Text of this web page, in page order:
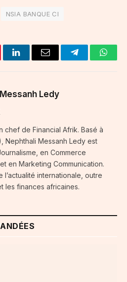
NSIA BANQUE CI
LinkedInEmail Telegram
Ledy
chef de Financial Afrik. Basé à
Nephthali Messanh Ledy est
en Commerce
en Marketing Communication.
l’actualité internationale, outre
les finances africaines.